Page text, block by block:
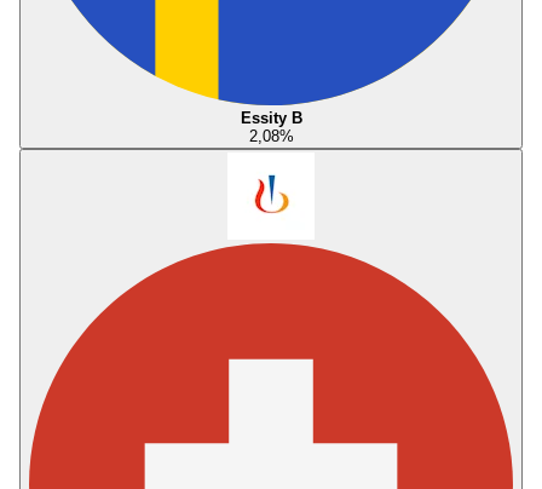
Essity B
2,08%